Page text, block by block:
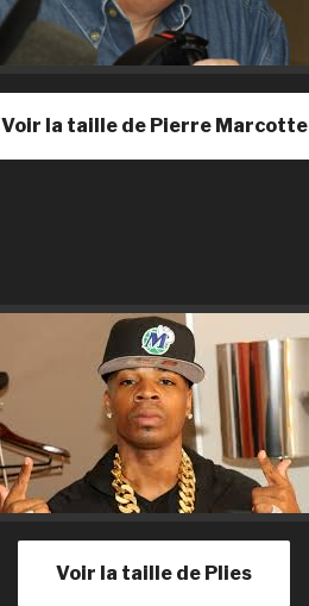
Voir la taille de Pierre Marcotte
Voir la taille de Plies